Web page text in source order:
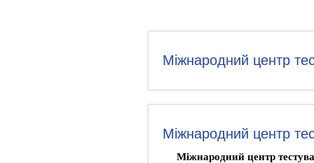
Міжнародний центр
Міжнародний центр
Міжнародний центр